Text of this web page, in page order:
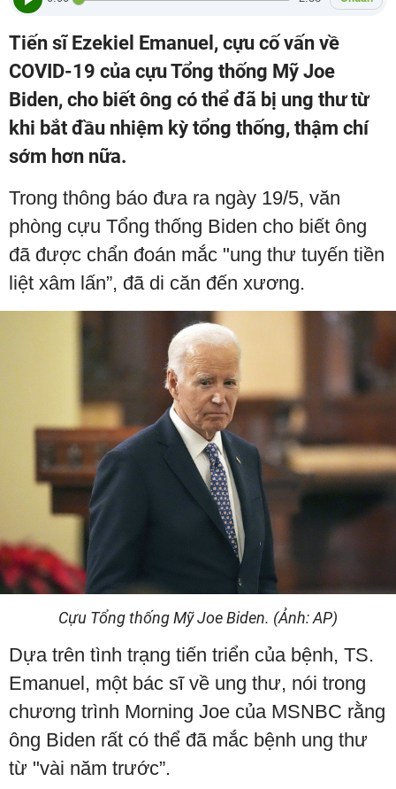
Tiến sĩ Ezekiel Emanuel, cựu cố vấn về
COVID-19 của cựu Tổng thống Mỹ Joe
Biden, cho biết ông có thể đã bị ung thư từ
khi bắt đầu nhiệm kỳ tổng thống, thậm chí
sớm hơn nữa.
Trong thông báo đưa ra ngày 19/5, văn
phòng cựu Tổng thống Biden cho biết ông
đã được chẩn đoán mắc "ung thư tuyến tiền
liệt xâm lấn”, đã di căn đến xương.
Cựu Tổng thống Mỹ Joe Biden. (Ảnh: AP)
Dựa trên tình trạng tiến triển của bệnh, TS.
Emanuel, một bác sĩ về ung thư, nói trong
chương trình Morning Joe của MSNBC rằng
ông Biden rất có thể đã mắc bệnh ung thư
từ "vài năm trước”.